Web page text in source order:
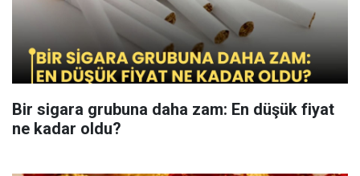
Bir sigara grubuna daha zam: En düşük fiyat
ne kadar oldu?